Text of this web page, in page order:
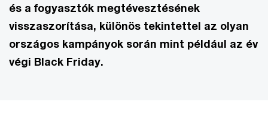
és a fogyasztók megtévesztésének
visszaszorítása, különös tekintettel az olyan
országos kampányok során mint például az év
végi Black Friday.